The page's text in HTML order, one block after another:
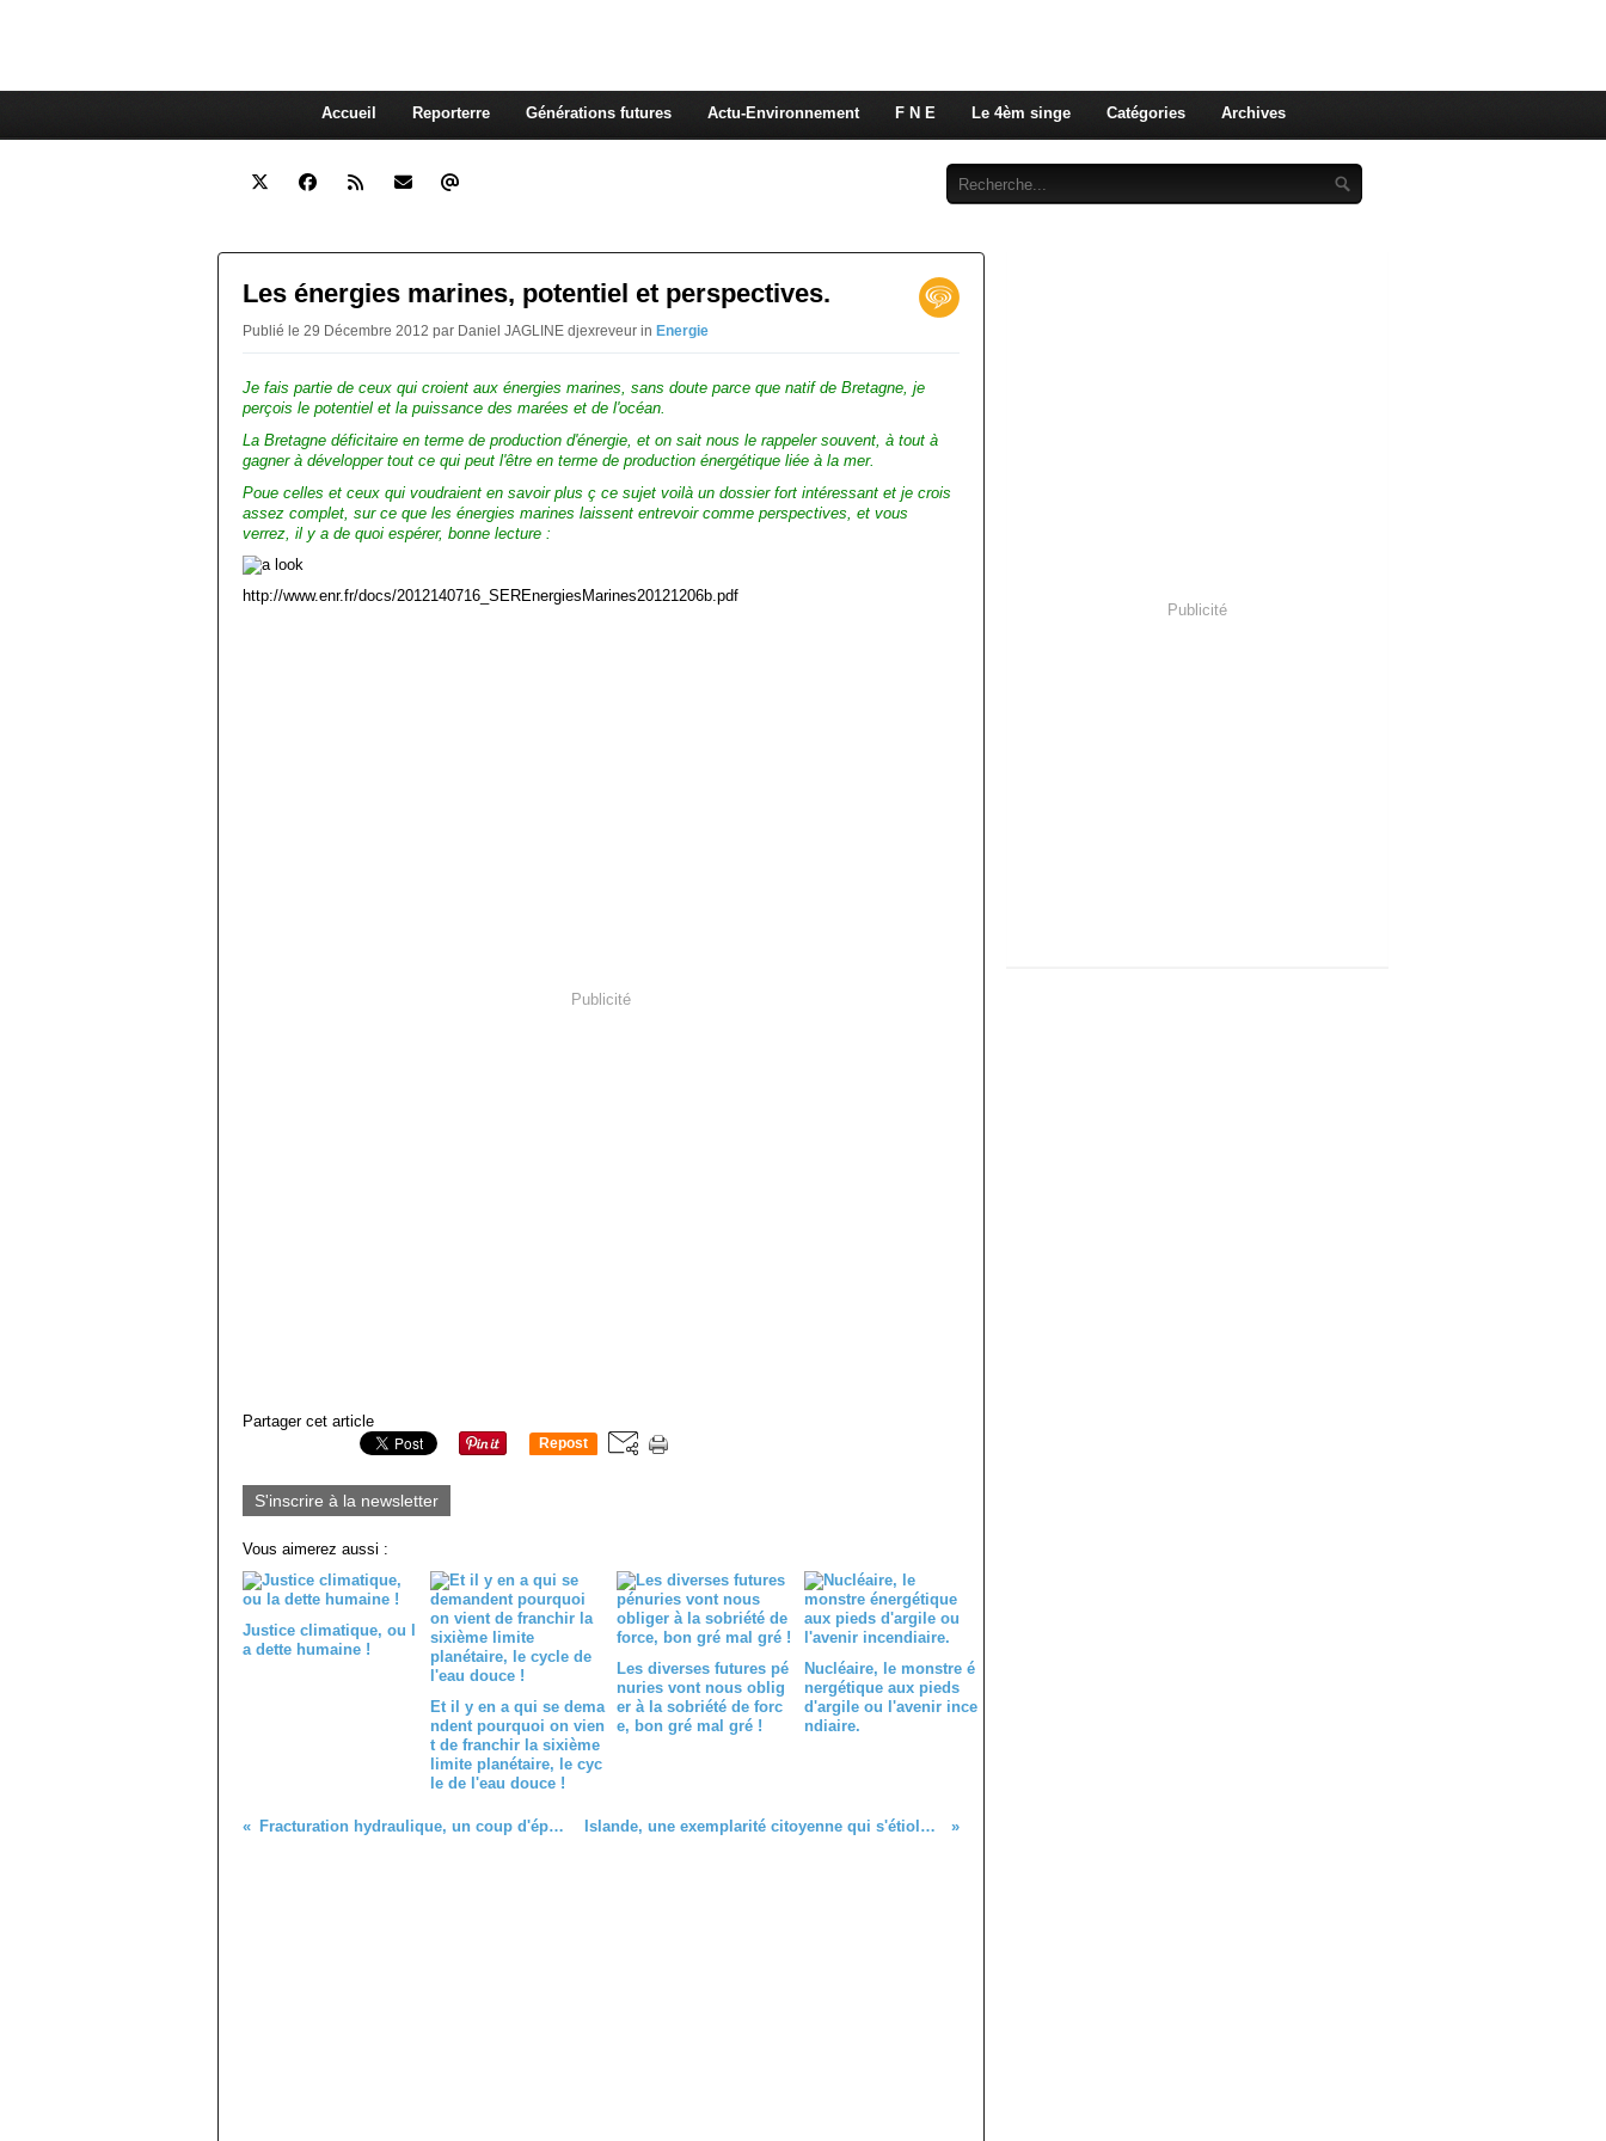
Accueil Reporterre Générations futures Actu-Environnement F N E Le 4èm singe Catégories Archives
Les énergies marines, potentiel et perspectives.
Publié le 29 Décembre 2012 par Daniel JAGLINE djexreveur in Energie
Je fais partie de ceux qui croient aux énergies marines, sans doute parce que natif de Bretagne, je
perçois le potentiel et la puissance des marées et de l'océan.
La Bretagne déficitaire en terme de production d'énergie, et on sait nous le rappeler souvent, à tout à
gagner à développer tout ce qui peut l'être en terme de production énergétique liée à la mer.
Poue celles et ceux qui voudraient en savoir plus ç ce sujet voilà un dossier fort intéressant et je crois
assez complet, sur ce que les énergies marines laissent entrevoir comme perspectives, et vous
verrez, il y a de quoi espérer, bonne lecture :
http://www.enr.fr/docs/2012140716_SEREnergiesMarines20121206b.pdf
Publicité
Partager cet article
Repost
S'inscrire à la newsletter
Vous aimerez aussi :
Justice climatique, ou l
a dette humaine !
Et il y en a qui se dema
ndent pourquoi on vien
t de franchir la sixième
limite planétaire, le cyc
le de l'eau douce !
Les diverses futures pé
nuries vont nous oblig
er à la sobriété de forc
e, bon gré mal gré !
Nucléaire, le monstre é
nergétique aux pieds
d'argile ou l'avenir ince
ndiaire.
Fracturation hydraulique, un coup d'éponge et tout est propre...chez les autres ! Islande, une exemplarité citoyenne qui s'étiole et se dilue, quand la démocratie se pratique !
Publicité